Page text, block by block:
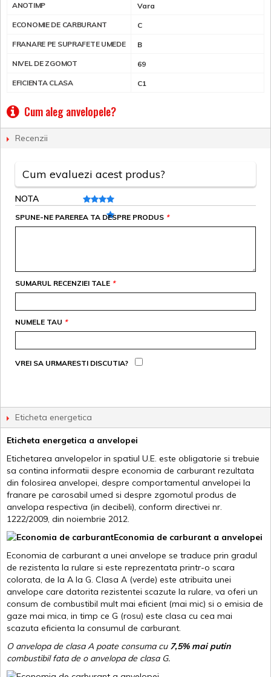
ANOTIMP Vara
ECONOMIE DE CARBURANT C
FRANARE PE SUPRAFETE UMEDE B
NIVEL DE ZGOMOT 69
EFICIENTA CLASA C1
Cum aleg anvelopele?
Recenzii
Cum evaluezi acest produs?
NOTA
*
SPUNE-NE PAREREA TA DESPRE PRODUS
*
SUMARUL RECENZIEI TALE
*
NUMELE TAU
VREI SA URMARESTI DISCUTIA?
Eticheta energetica
Eticheta energetica a anvelopei
Etichetarea anvelopelor in spatiul U.E. este obligatorie si trebuie
sa contina informatii despre economia de carburant rezultata
din folosirea anvelopei, despre comportamentul anvelopei la
franare pe carosabil umed si despre zgomotul produs de
anvelopa respectiva (in decibeli), conform directivei nr.
1222/2009, din noiembrie 2012.
Economia de carburant a anvelopei
Economia de carburant a unei anvelope se traduce prin gradul
de rezistenta la rulare si este reprezentata printr-o scara
colorata, de la A la G. Clasa A (verde) este atribuita unei
anvelope care datorita rezistentei scazute la rulare, va oferi un
consum de combustibil mult mai eficient (mai mic) si o emisia de
gaze mai mica, in timp ce G (rosu) este clasa cu cea mai
scazuta eficienta la consumul de carburant.
O anvelopa de clasa A poate consuma cu 7,5% mai putin
combustibil fata de o anvelopa de clasa G.